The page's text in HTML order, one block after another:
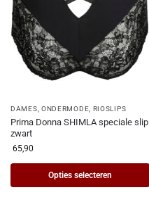
DAMES, ONDERMODE, RIOSLIPS
Prima Donna SHIMLA speciale slip
zwart
65,90
Opties selecteren